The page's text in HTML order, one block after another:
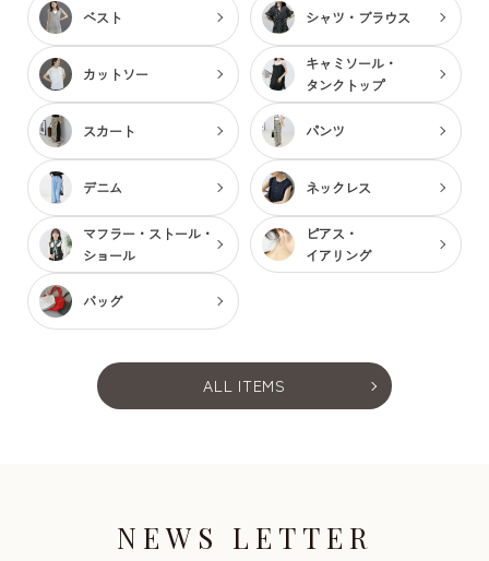
ベスト シャツ・ブラウス
カットソー
キャミソール・
タンクトップ
スカート パンツ
デニム ネックレス
マフラー・ストール・
ショール
ピアス・
イアリング
バッグ
ALL ITEMS
NEWS LETTER